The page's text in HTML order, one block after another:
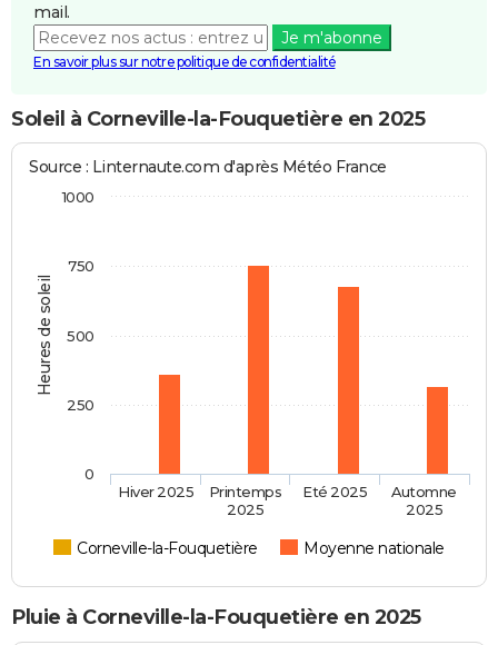
mail.
Je m'abonne
En savoir plus sur notre politique de confidentialité
Soleil à Corneville-la-Fouquetière en 2025
Heures de soleil
Source : Linternaute.com d'après Météo France
Corneville-la-Fouquetière Moyenne nationale
Hiver 2025
Printemps
2025
Eté 2025
Automne
2025
0
250
500
750
1000
Pluie à Corneville-la-Fouquetière en 2025